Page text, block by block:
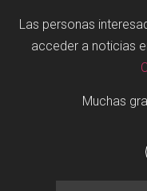
Las personas
acceder a noticias
Muchas